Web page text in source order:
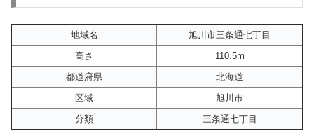
地域名
旭川市三条通七丁目
高さ
110.5m
都道府県
北海道
区域
旭川市
分類
三条通七丁目